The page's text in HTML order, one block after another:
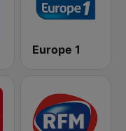
Europe 1